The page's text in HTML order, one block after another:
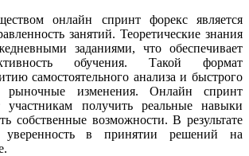
онлайн спринт форекс является
занятий. Теоретические знания
заданиями, что обеспечивает
обучения. Такой формат
самостоятельного анализа и быстрого
рыночные изменения. Онлайн спринт
участникам получить реальные навыки
собственные возможности. В результате
уверенность в принятии решений на